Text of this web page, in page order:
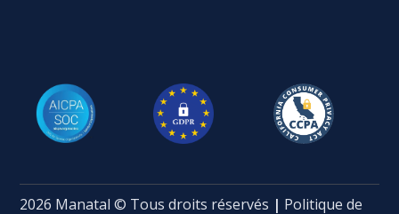
2026 Manatal © Tous droits réservés | Politique de